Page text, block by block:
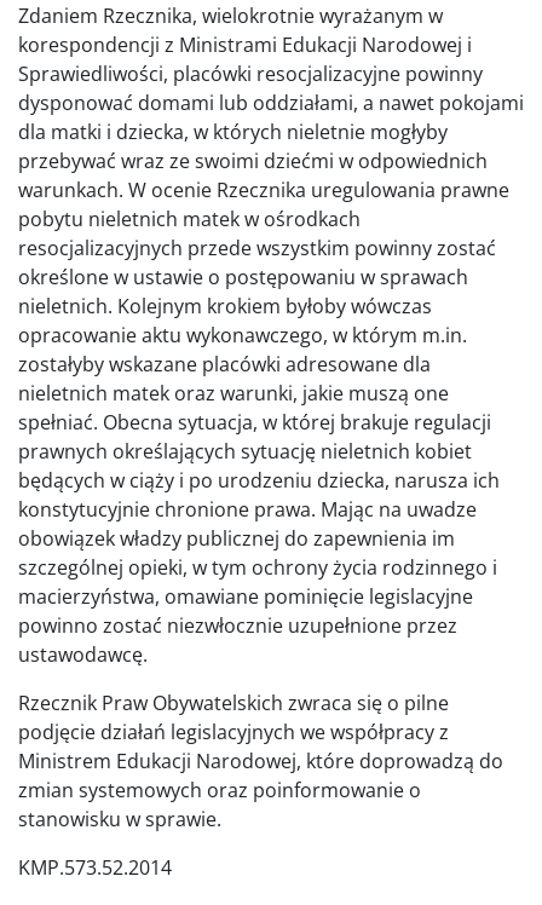
Zdaniem Rzecznika, wielokrotnie wyrażanym w
korespondencji z Ministrami Edukacji Narodowej i
Sprawiedliwości, placówki resocjalizacyjne powinny
dysponować domami lub oddziałami, a nawet pokojami
dla matki i dziecka, w których nieletnie mogłyby
przebywać wraz ze swoimi dziećmi w odpowiednich
warunkach. W ocenie Rzecznika uregulowania prawne
pobytu nieletnich matek w ośrodkach
resocjalizacyjnych przede wszystkim powinny zostać
określone w ustawie o postępowaniu w sprawach
nieletnich. Kolejnym krokiem byłoby wówczas
opracowanie aktu wykonawczego, w którym m.in.
zostałyby wskazane placówki adresowane dla
nieletnich matek oraz warunki, jakie muszą one
spełniać. Obecna sytuacja, w której brakuje regulacji
prawnych określających sytuację nieletnich kobiet
będących w ciąży i po urodzeniu dziecka, narusza ich
konstytucyjnie chronione prawa. Mając na uwadze
obowiązek władzy publicznej do zapewnienia im
szczególnej opieki, w tym ochrony życia rodzinnego i
macierzyństwa, omawiane pominięcie legislacyjne
powinno zostać niezwłocznie uzupełnione przez
ustawodawcę.
Rzecznik Praw Obywatelskich zwraca się o pilne
podjęcie działań legislacyjnych we współpracy z
Ministrem Edukacji Narodowej, które doprowadzą do
zmian systemowych oraz poinformowanie o
stanowisku w sprawie.
KMP.573.52.2014